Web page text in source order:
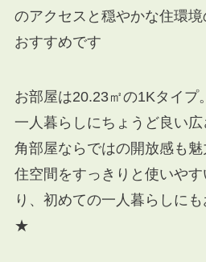
のアクセスと穏やかな住環
おすすめです
お部屋は20.23㎡の1Kタイプ。
一人暮らしにちょうど良い広
角部屋ならではの開放感も魅
住空間をすっきりと使いや
り、初めての一人暮らしに
★